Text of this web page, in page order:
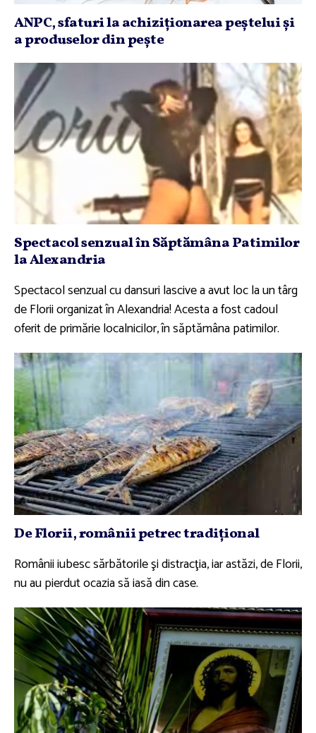
ANPC, sfaturi la achiziţionarea peştelui şi
a produselor din peşte
Spectacol senzual în Săptămâna Patimilor
la Alexandria
Spectacol senzual cu dansuri lascive a avut loc la un târg
de Florii organizat în Alexandria! Acesta a fost cadoul
oferit de primărie localnicilor, în săptămâna patimilor.
De Florii, românii petrec tradiţional
Românii iubesc sărbătorile şi distracţia, iar astăzi, de Florii,
nu au pierdut ocazia să iasă din case.